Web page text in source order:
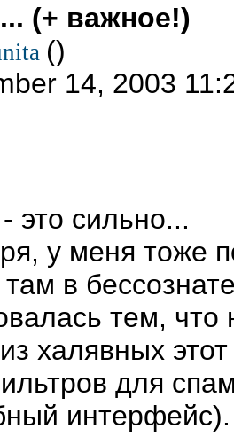
(+ важное!)
()
14, 2003
это сильно...
у меня тоже
в
тем,
халявных
для
интерфейс).